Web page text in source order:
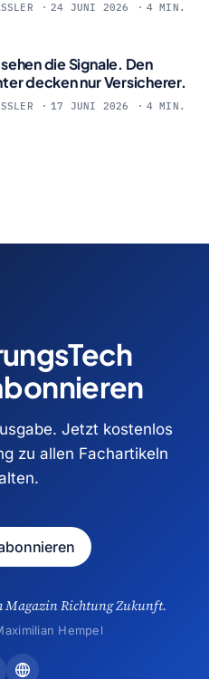
24 JUNI 2026 4 MIN.
die Signale. Den
decken nur Versicherer.
17 JUNI 2026 4 MIN.
Jetzt kostenlos
zu allen Fachartikeln
Magazin Richtung Zukunft.
Hempel